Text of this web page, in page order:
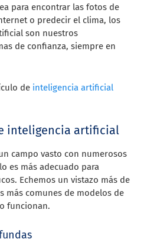
para encontrar las fotos de
o predecir el clima, los
son nuestros
de confianza, siempre en
de inteligencia artificial
inteligencia artificial
campo vasto con numerosos
es más adecuado para
Echemos un vistazo más de
más comunes de modelos de
funcionan.